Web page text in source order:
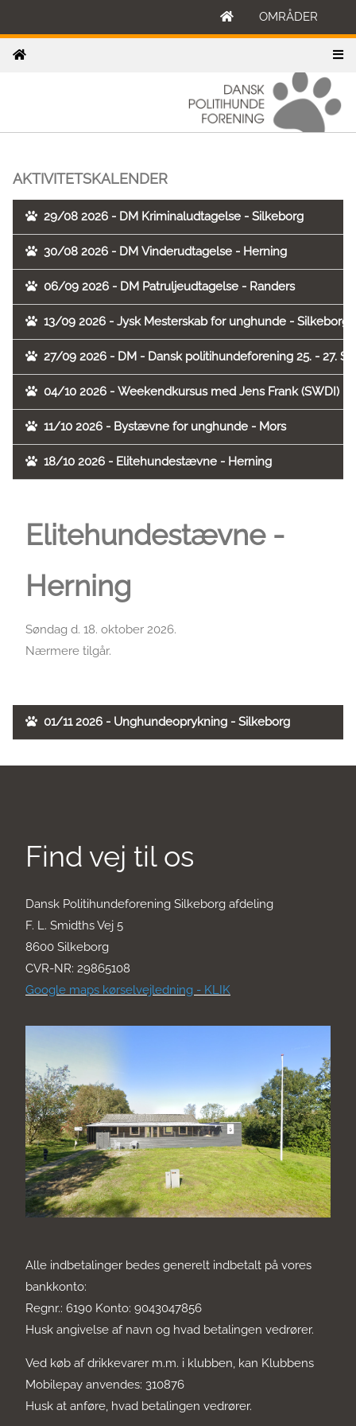
OMRÅDER
AKTIVITETSKALENDER
29/08 2026 - DM Kriminaludtagelse - Silkeborg
30/08 2026 - DM Vinderudtagelse - Herning
06/09 2026 - DM Patruljeudtagelse - Randers
13/09 2026 - Jysk Mesterskab for unghunde - Silkeborg
27/09 2026 - DM - Dansk politihundeforening 25. - 27.
04/10 2026 - Weekendkursus med Jens Frank (SWDI) i
11/10 2026 - Bystævne for unghunde - Mors
18/10 2026 - Elitehundestævne - Herning
Elitehundestævne -
Herning
Søndag d. 18. oktober 2026.
Nærmere tilgår.
01/11 2026 - Unghundeoprykning - Silkeborg
Find vej til os
Dansk Politihundeforening Silkeborg afdeling
F. L. Smidths Vej 5
8600 Silkeborg
CVR-NR: 29865108
Google maps kørselvejledning - KLIK
Alle indbetalinger bedes generelt indbetalt på vores
bankkonto:
Regnr.: 6190 Konto: 9043047856
Husk angivelse af navn og hvad betalingen vedrører.
Ved køb af drikkevarer m.m. i klubben, kan Klubbens
Mobilepay anvendes: 310876
Husk at anføre, hvad betalingen vedrører.